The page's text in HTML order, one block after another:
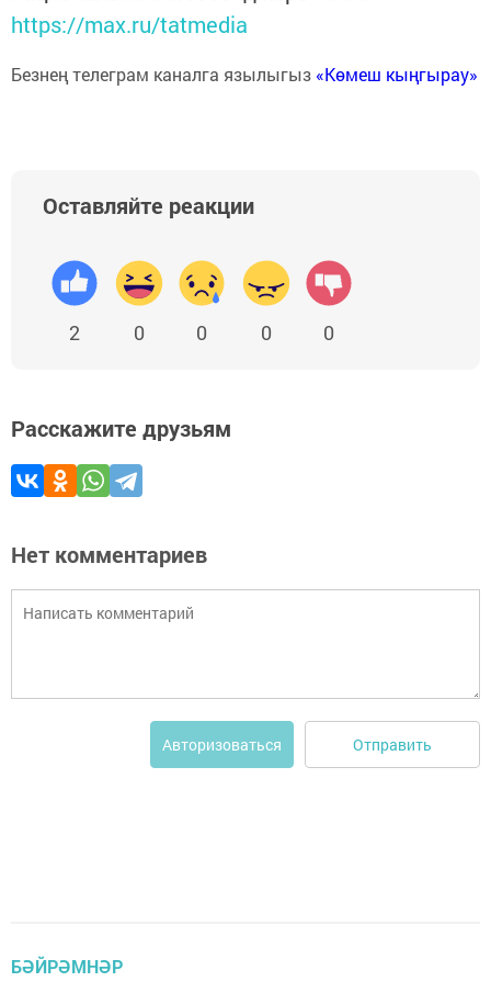
https://max.ru/tatmedia
Безнең телеграм каналга язылыгыз «Көмеш кыңгырау»
Оставляйте реакции
2 0 0 0 0
Расскажите друзьям
Нет комментариев
Авторизоваться Отправить
БӘЙРӘМНӘР